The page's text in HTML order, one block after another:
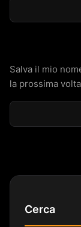
Salva il mio
la prossima
Cerca